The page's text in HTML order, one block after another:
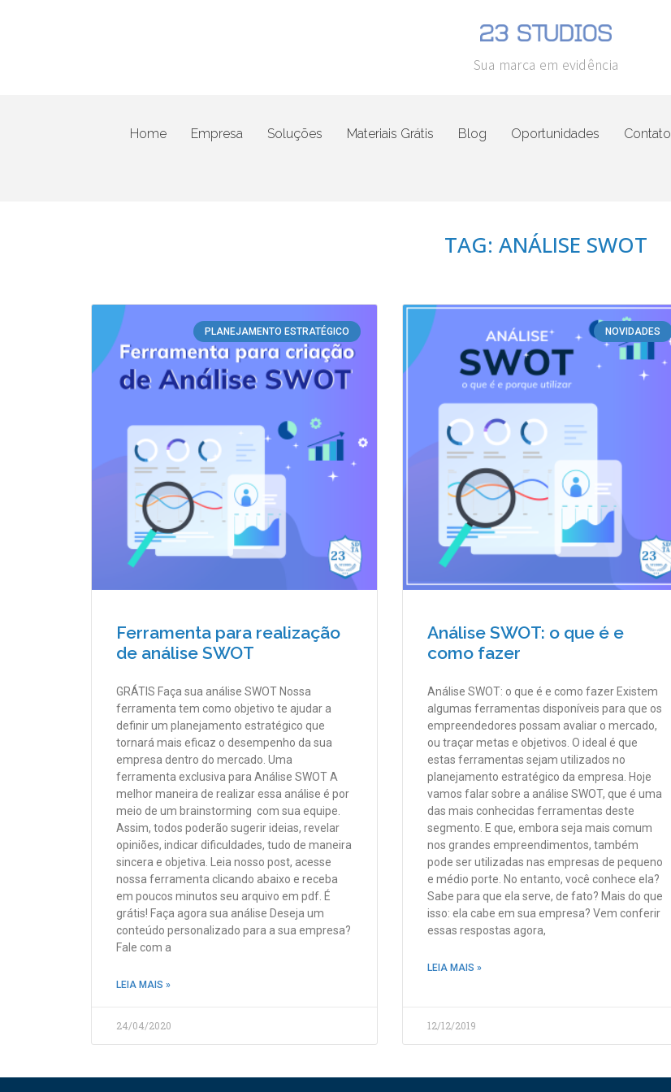
Sua marca em evidência
Home Empresa Soluções Materiais Grátis Blog Oportunidades Contato
TAG: ANÁLISE SWOT
PLANEJAMENTO ESTRATÉGICO
Ferramenta para realização
de análise SWOT
GRÁTIS Faça sua análise SWOT Nossa
ferramenta tem como objetivo te ajudar a
definir um planejamento estratégico que
tornará mais eficaz o desempenho da sua
empresa dentro do mercado. Uma
ferramenta exclusiva para Análise SWOT A
melhor maneira de realizar essa análise é por
meio de um brainstorming com sua equipe.
Assim, todos poderão sugerir ideias, revelar
opiniões, indicar dificuldades, tudo de maneira
sincera e objetiva. Leia nosso post, acesse
nossa ferramenta clicando abaixo e receba
em poucos minutos seu arquivo em pdf. É
grátis! Faça agora sua análise Deseja um
conteúdo personalizado para a sua empresa?
Fale com a
LEIA MAIS »
24/04/2020
NOVIDADES
Análise SWOT: o que é e
como fazer
Análise SWOT: o que é e como fazer Existem
algumas ferramentas disponíveis para que os
empreendedores possam avaliar o mercado,
ou traçar metas e objetivos. O ideal é que
estas ferramentas sejam utilizados no
planejamento estratégico da empresa. Hoje
vamos falar sobre a análise SWOT, que é uma
das mais conhecidas ferramentas deste
segmento. E que, embora seja mais comum
nos grandes empreendimentos, também
pode ser utilizadas nas empresas de pequeno
e médio porte. No entanto, você conhece ela?
Sabe para que ela serve, de fato? Mais do que
isso: ela cabe em sua empresa? Vem conferir
essas respostas agora,
LEIA MAIS »
12/12/2019